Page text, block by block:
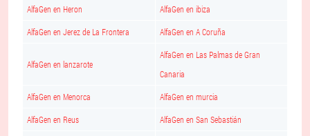
AlfaGen en Heron AlfaGen en ibiza
AlfaGen en Jerez de La Frontera AlfaGen en A Coruña
AlfaGen en lanzarote
AlfaGen en Las Palmas de Gran
Canaria
AlfaGen en Menorca AlfaGen en murcia
AlfaGen en Reus AlfaGen en San Sebastián